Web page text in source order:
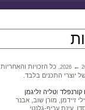
2026 ←
. כל הזכויות והאחריות
יוצרי התכנים בלבד.
וטליה זליגמן
זיידמן, מורן שוב, אבנר
עינת עריף-גלנטי